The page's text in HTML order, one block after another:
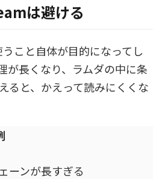
は避ける
こと自体が目的になってし
が長くなり、ラムダの中に条
ると、かえって読みにくくな
ーンが長すぎる